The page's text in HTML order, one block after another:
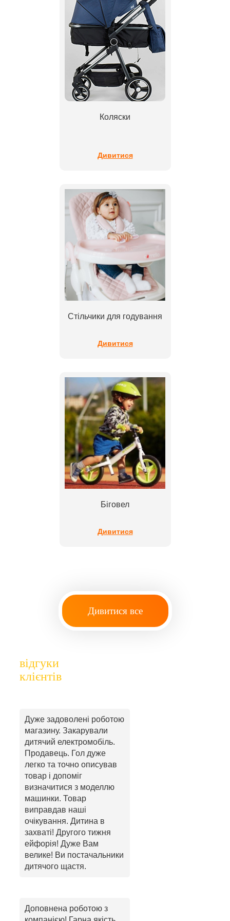
Коляски
Дивитися
Стільчики для годування
Дивитися
Біговел
Дивитися
Дивитися все
відгуки
клієнтів
Дуже задоволені роботою
магазину. Закарували
дитячий електромобіль.
Продавець. Гол дуже
легко та точно описував
товар і допоміг
визначитися з моделлю
машинки. Товар
виправдав наші
очікування. Дитина в
захваті! Другого тижня
ейфорія! Дуже Вам
велике! Ви постачальники
дитячого щастя.
Доповнена роботою з